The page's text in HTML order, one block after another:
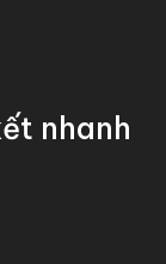
nhanh